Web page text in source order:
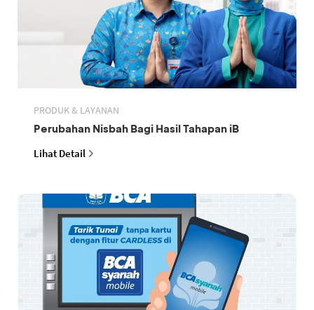
PRODUK & LAYANAN
Perubahan Nisbah Bagi Hasil Tahapan iB
Lihat Detail